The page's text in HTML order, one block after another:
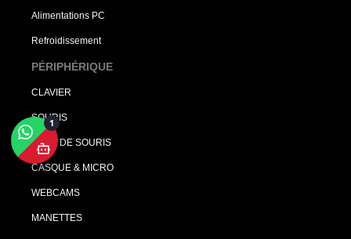
Alimentations PC
Refroidissement
PÉRIPHÉRIQUE
CLAVIER
SOURIS
TAPIS DE SOURIS
CASQUE & MICRO
WEBCAMS
MANETTES
1